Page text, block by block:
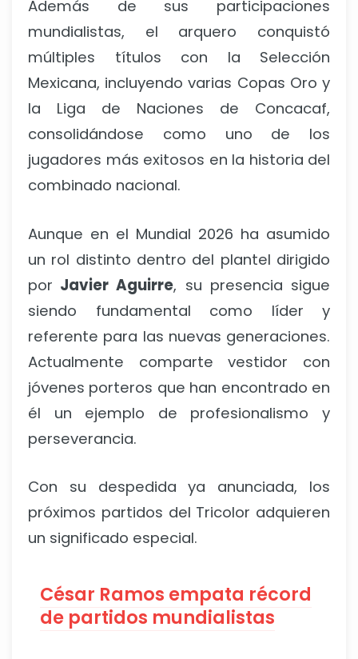
Además de sus participaciones
mundialistas, el arquero conquistó
múltiples títulos con la Selección
Mexicana, incluyendo varias Copas Oro y
la Liga de Naciones de Concacaf,
consolidándose como uno de los
jugadores más exitosos en la historia del
combinado nacional.
Aunque en el Mundial 2026 ha asumido
un rol distinto dentro del plantel dirigido
por Javier Aguirre, su presencia sigue
siendo fundamental como líder y
referente para las nuevas generaciones.
Actualmente comparte vestidor con
jóvenes porteros que han encontrado en
él un ejemplo de profesionalismo y
perseverancia.
Con su despedida ya anunciada, los
próximos partidos del Tricolor adquieren
un significado especial.
César Ramos empata récord
de partidos mundialistas